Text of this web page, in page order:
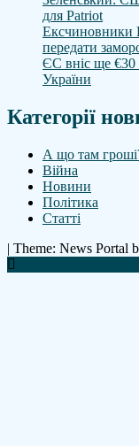
для Patriot
Ексчиновники
передати
ЄС вніс ще €30
України
Категорії
А що там
Війна
Новини
Політика
Статті
| Theme: News Portal